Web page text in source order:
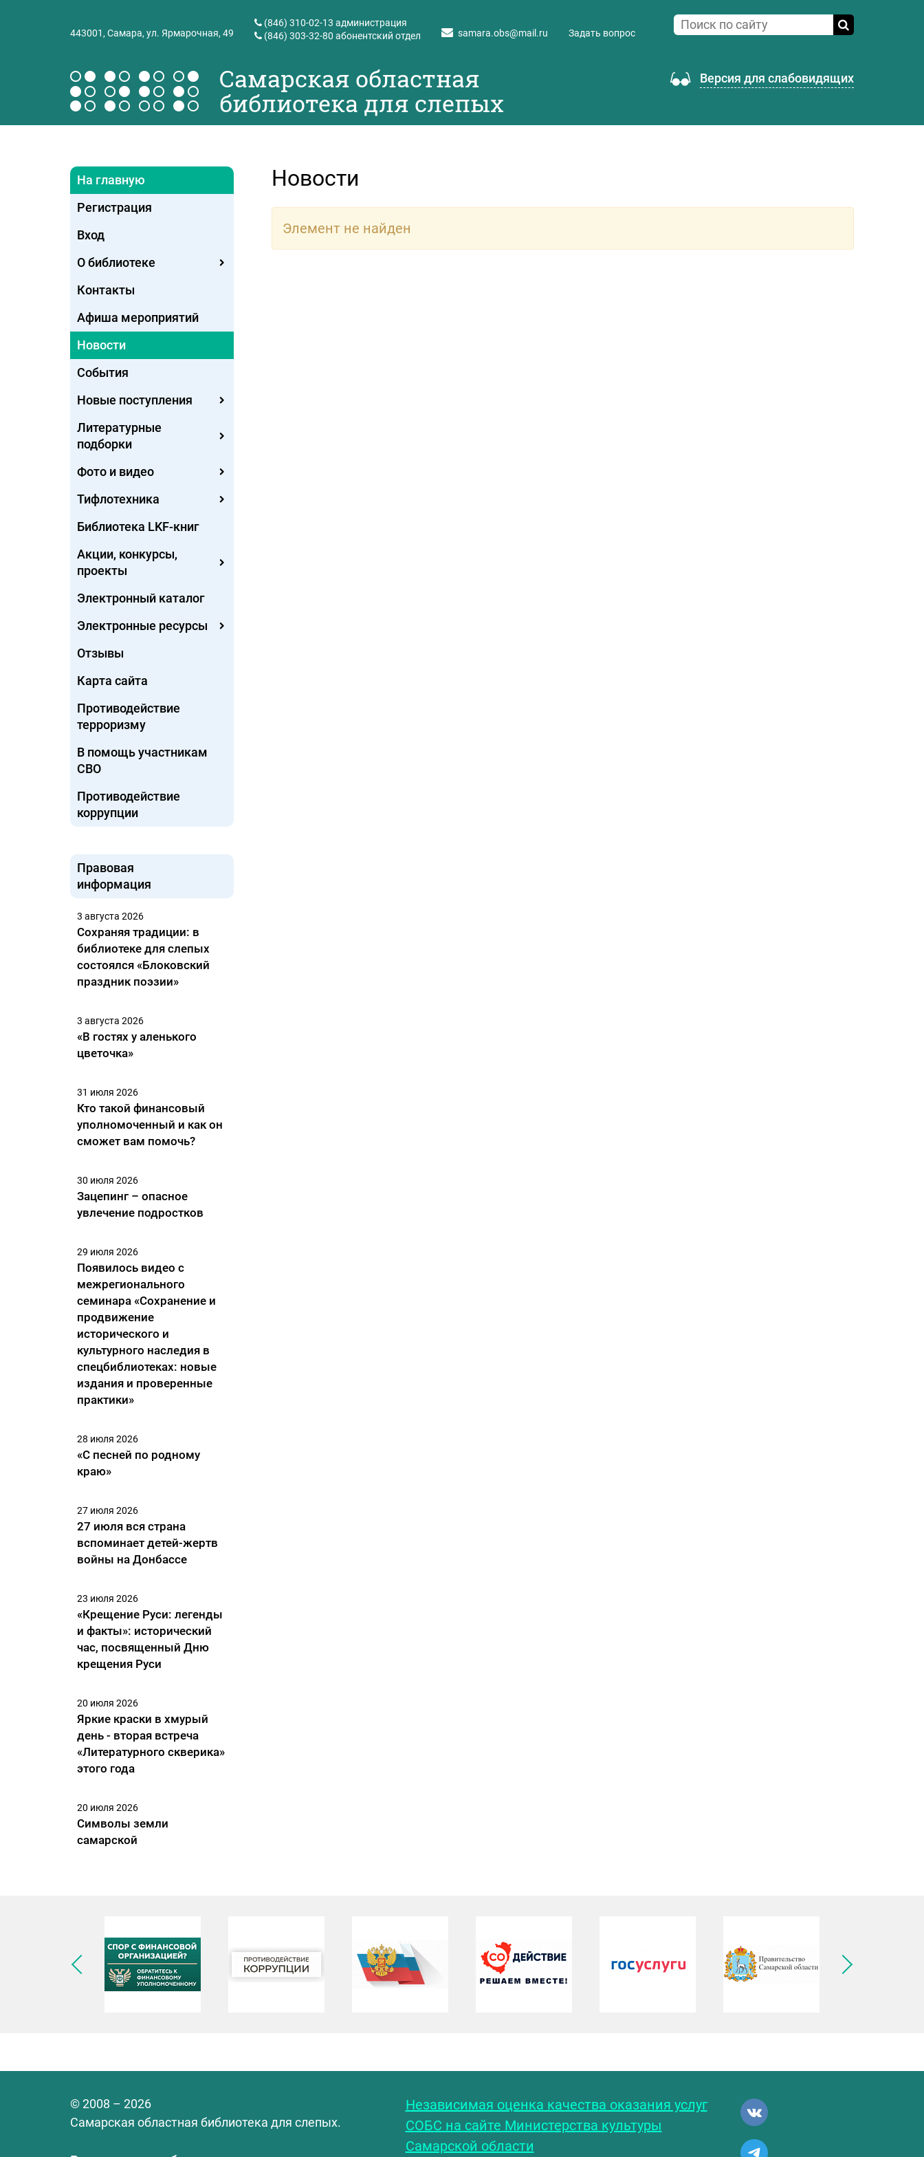
443001, Самара, ул. Ярмарочная, 49
(846) 310-02-13 администрация
(846) 303-32-80 абонентский отдел samara.obs@mail.ru Задать вопрос
Самарская областная
библиотека для слепых
Версия для слабовидящих
На главную
Регистрация
Вход
О библиотеке
Контакты
Афиша мероприятий
Новости
События
Новые поступления
Литературные
подборки
Фото и видео
Тифлотехника
Библиотека LKF-книг
Акции, конкурсы,
проекты
Электронный каталог
Электронные ресурсы
Отзывы
Карта сайта
Противодействие
терроризму
В помощь участникам
СВО
Противодействие
коррупции
Правовая
информация
3 августа 2026
Сохраняя традиции: в
библиотеке для слепых
состоялся «Блоковский
праздник поэзии»
3 августа 2026
«В гостях у аленького
цветочка»
31 июля 2026
Кто такой финансовый
уполномоченный и как он
сможет вам помочь?
30 июля 2026
Зацепинг – опасное
увлечение подростков
29 июля 2026
Появилось видео с
межрегионального
семинара «Сохранение и
продвижение
исторического и
культурного наследия в
спецбиблиотеках: новые
издания и проверенные
практики»
28 июля 2026
«С песней по родному
краю»
27 июля 2026
27 июля вся страна
вспоминает детей-жертв
войны на Донбассе
23 июля 2026
«Крещение Руси: легенды
и факты»: исторический
час, посвященный Дню
крещения Руси
20 июля 2026
Яркие краски в хмурый
день - вторая встреча
«Литературного скверика»
этого года
20 июля 2026
Символы земли
самарской
Новости
Элемент не найден
Следующее изображение
© 2008 – 2026
Самарская областная библиотека для слепых.
Независимая оценка качества оказания услуг
СОБС на сайте Министерства культуры
Самарской области